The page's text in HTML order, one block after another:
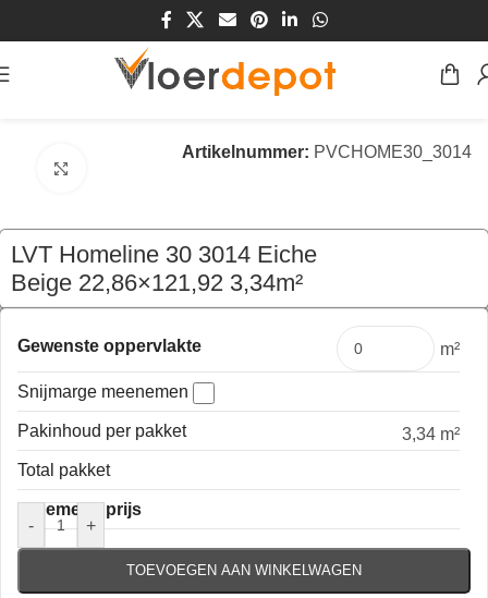
/Vloeren/PVC Vloeren
Artikelnummer: PVCHOME30_3014
LVT Homeline 30 3014 Eiche
Beige 22,86×121,92 3,34m²
€76,65 per pak
Gewenste oppervlakte m²
Snijmarge meenemen
Pakinhoud per pakket
3,34 m²
Total pakket
Algemene prijs
-
+
TOEVOEGEN AAN WINKELWAGEN